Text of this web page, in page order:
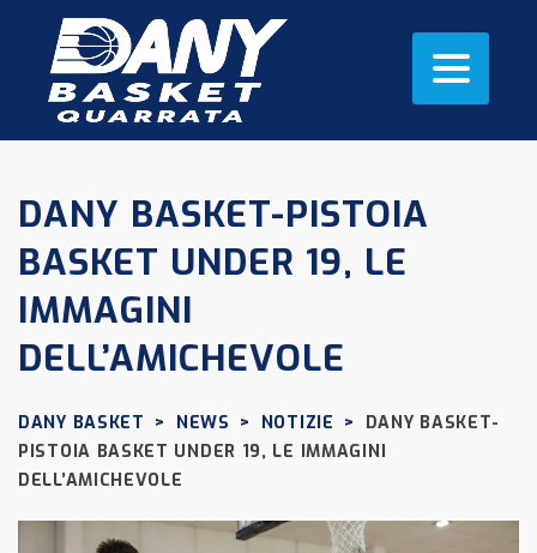
DANY BASKET-PISTOIA
BASKET UNDER 19, LE
IMMAGINI
DELL’AMICHEVOLE
DANY BASKET > NEWS > NOTIZIE >
DANY BASKET-
PISTOIA BASKET UNDER 19, LE IMMAGINI
DELL’AMICHEVOLE